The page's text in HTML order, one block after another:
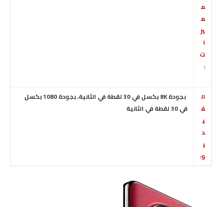
م
م
يز
ا
ت
:
ال
ف
ي
د
ي
و:
بجودة 8K بكسل في 30 لقطة في الثانية،
بجودة 1080 بكسل
في 30 لقطة في الثانية